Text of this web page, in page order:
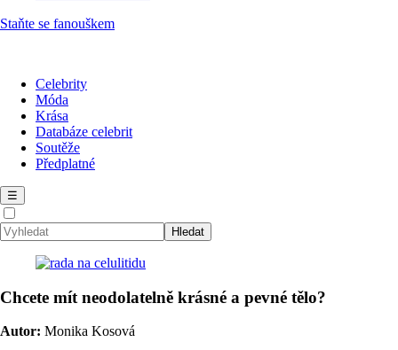
Staňte se fanouškem
Celebrity
Móda
Krása
Databáze celebrit
Soutěže
Předplatné
☰
Chcete mít neodolatelně krásné a pevné tělo?
Autor: Monika Kosová